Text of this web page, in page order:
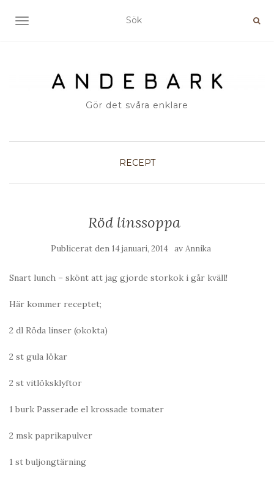
SLÅ PÅ/AV NAVIGERING
Gör det svåra enklare
RECEPT
Röd linssoppa
Publicerat den 14 januari, 2014 av Annika
Snart lunch – skönt att jag gjorde storkok i går kväll!
Här kommer receptet;
2 dl Röda linser (okokta)
2 st gula lökar
2 st vitlöksklyftor
1 burk Passerade el krossade tomater
2 msk paprikapulver
1 st buljongtärning